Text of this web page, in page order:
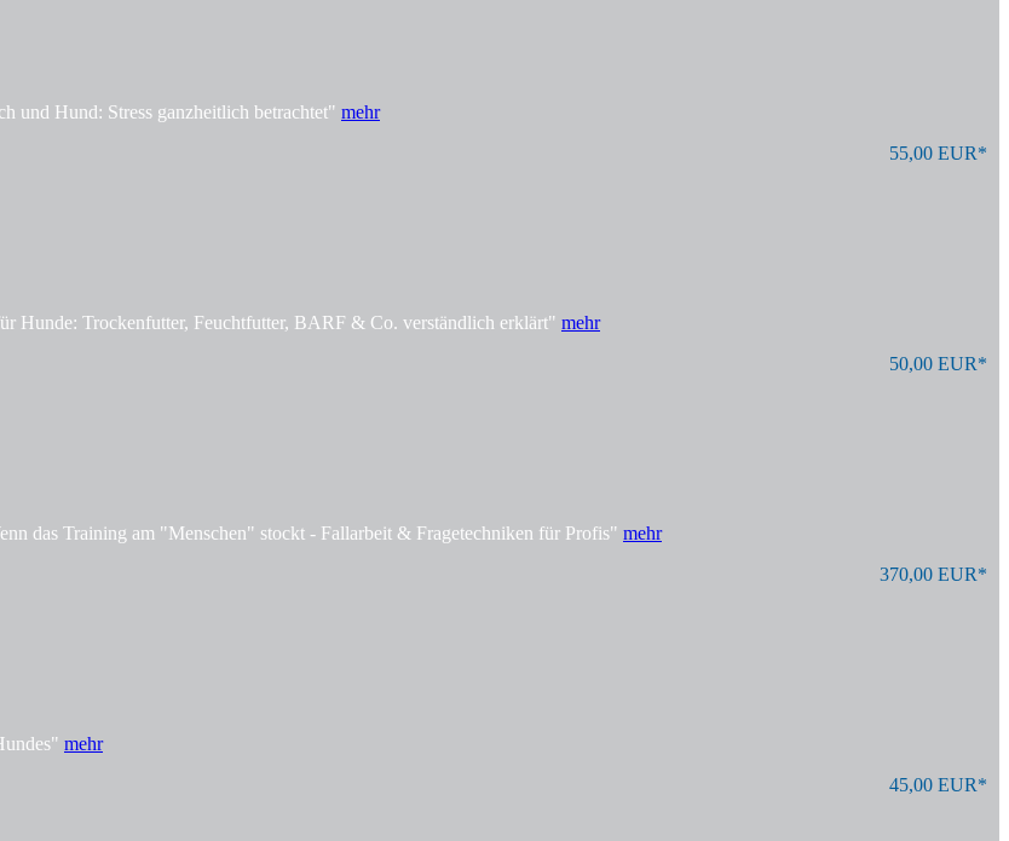
und Hund: Stress ganzheitlich betrachtet" mehr
55,00 EUR*
Hunde: Trockenfutter, Feuchtfutter, BARF & Co. verständlich erklärt" mehr
50,00 EUR*
das Training am "Menschen" stockt - Fallarbeit & Fragetechniken für Profis" mehr
370,00 EUR*
mehr
45,00 EUR*